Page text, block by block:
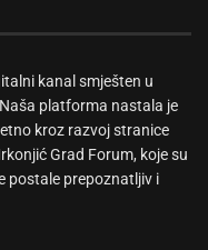
kanal smješten u
platforma nastala je
kroz razvoj stranice
Grad Forum, koje su
postale prepoznatljiv i